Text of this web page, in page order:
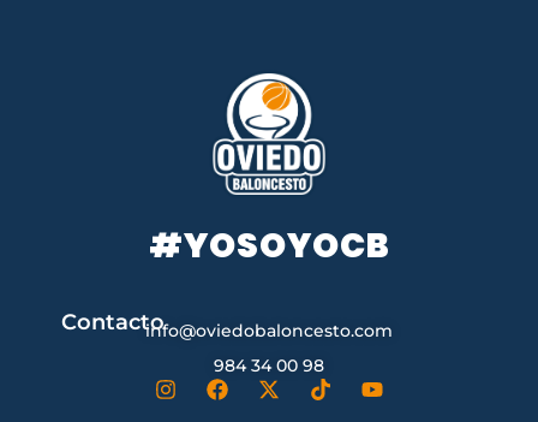
#YOSOYOCB
Contactoinfo@oviedobaloncesto.com
984 34 00 98